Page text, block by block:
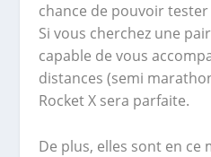
chance de pouvoir tester
Si vous cherchez une
capable de vous
distances (semi
Rocket X sera parfaite.
De plus, elles sont en ce